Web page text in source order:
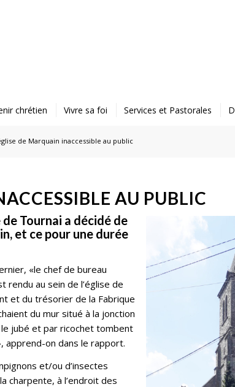
de Marquain inaccessible au public
chrétien Vivre sa foi Services et Pastorales
AU PUBLIC
Tournai a décidé de
et ce pour une durée
«le chef de bureau
rendu au sein de l’église de
et du trésorier de la Fabrique
du mur situé à la jonction
jubé et par ricochet tombent
apprend-on dans le rapport.
et/ou d’insectes
charpente, à l’endroit des